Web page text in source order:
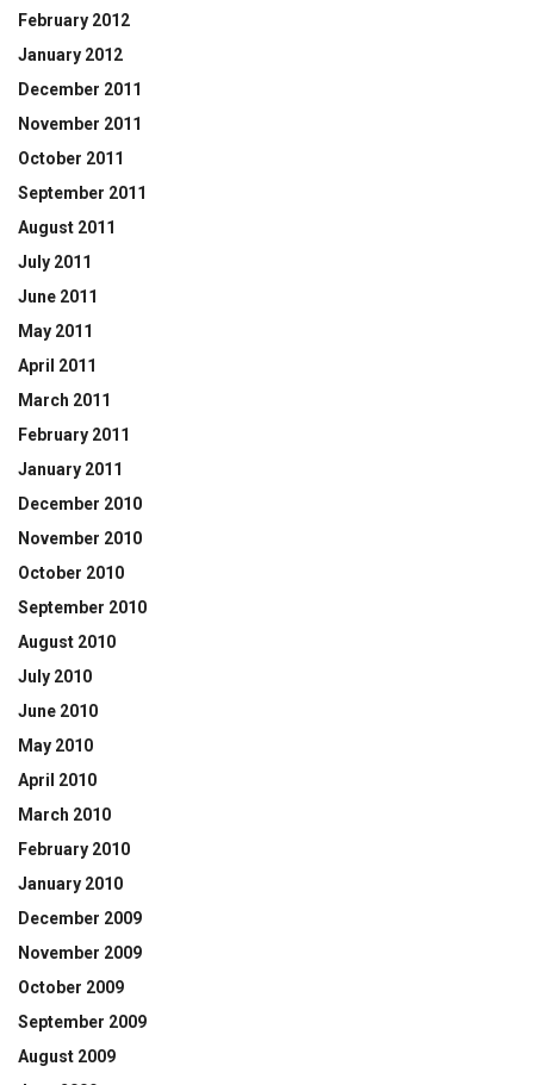
February 2012
January 2012
December 2011
November 2011
October 2011
September 2011
August 2011
July 2011
June 2011
May 2011
April 2011
March 2011
February 2011
January 2011
December 2010
November 2010
October 2010
September 2010
August 2010
July 2010
June 2010
May 2010
April 2010
March 2010
February 2010
January 2010
December 2009
November 2009
October 2009
September 2009
August 2009